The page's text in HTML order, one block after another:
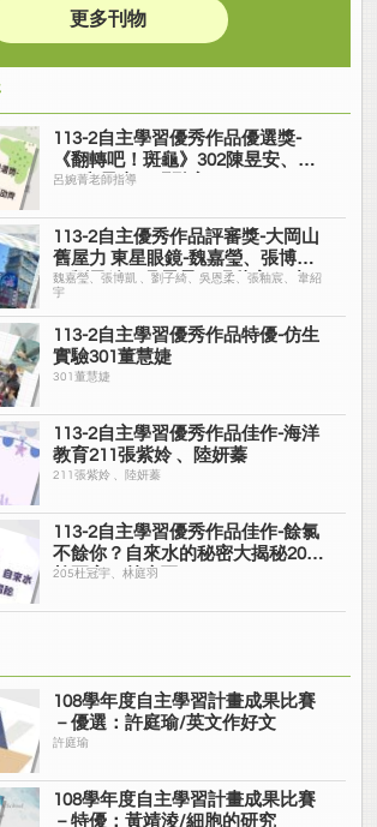
更多刊物
113-2自主學習優秀作品優選獎-
《翻轉吧！斑龜》302陳昱安、
303邱昱嘉、張劭齊
呂婉菁老師指導
113-2自主優秀作品評審獎-大岡山
舊屋力 東星眼鏡-魏嘉瑩、張博凱
、劉子綺、吳恩柔、張釉宸、 韋
紹宇
魏嘉瑩、張博凱 、劉子綺、吳恩柔、張釉宸、 韋紹
宇
113-2自主學習優秀作品特優-仿生
實驗301董慧婕
301董慧婕
113-2自主學習優秀作品佳作-海洋
教育211張紫姈 、陸妍蓁
211張紫姈 、陸妍蓁
113-2自主學習優秀作品佳作-餘氯
不餘你？自來水的秘密大揭秘205
杜冠宇、林庭羽
205杜冠宇、林庭羽
108學年度自主學習計畫成果比賽
－優選：許庭瑜/英文作好文
許庭瑜
108學年度自主學習計畫成果比賽
－特優：黃靖淩/細胞的研究